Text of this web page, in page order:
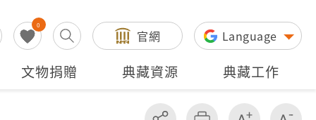
0
官網 Language
文物捐贈 典藏資源 典藏工作
分享 友善列印 增加字級